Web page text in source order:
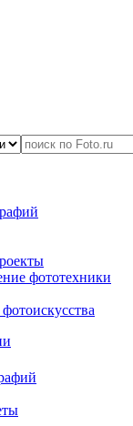
фототехники